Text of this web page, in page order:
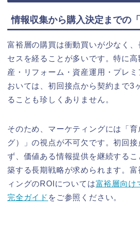
情報収集から購入決定までの「
富裕層の購買は衝動買いが少なく、
セスを経ることが多いです。特に
産・リフォーム・資産運用・プレミ
おいては、初回接点から契約まで3
ることも珍しくありません。
そのため、マーケティングには「
グ）」の視点が不可欠です。初回
ず、価値ある情報提供を継続する
築する長期戦略が求められます。
ィングのROIについては富裕層向け
完全ガイド をご参照ください。